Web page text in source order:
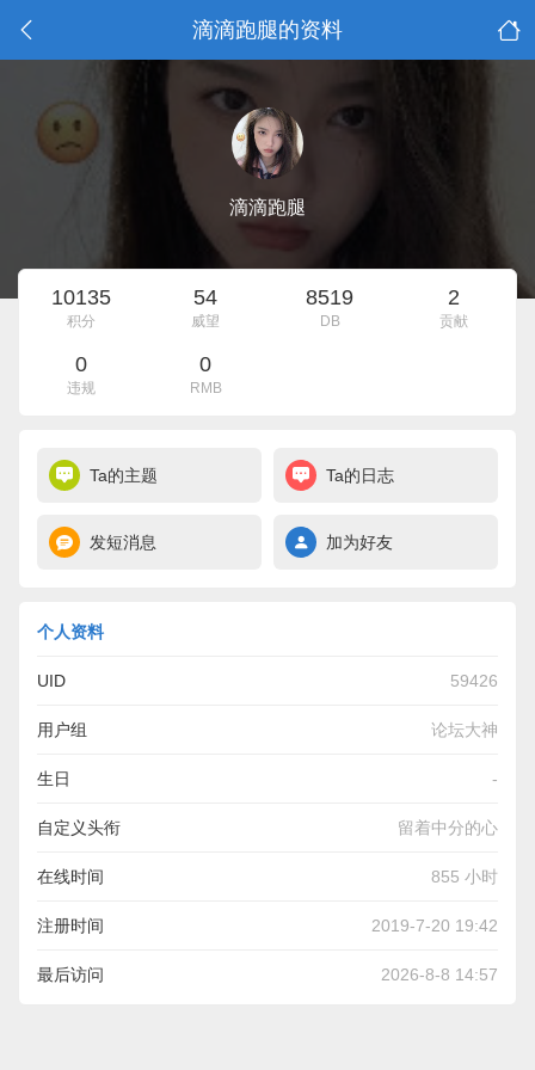
滴滴跑腿的资料
滴滴跑腿
10135
积分
54
威望
8519
DB
2
贡献
0
违规
0
RMB
Ta的主题 Ta的日志
发短消息 加为好友
个人资料
UID 59426
用户组 论坛大神
生日 -
自定义头衔 留着中分的心
在线时间 855 小时
注册时间 2019-7-20 19:42
最后访问 2026-8-8 14:57